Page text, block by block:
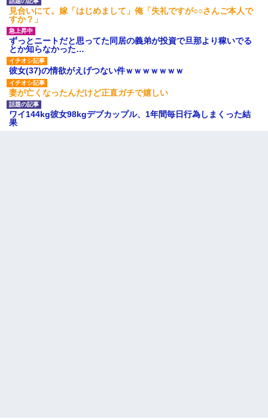
見合いにて。嫁「はじめまして」俺「失礼ですが○○さんご本人で
すか？」
ずっとニートだと思ってた同居の義弟が投資で旦那より稼いでる
とか知らなかった…
彼女(37)の情欲がえげつない件ｗｗｗｗｗｗｗ
妻が亡くなったんだけど正直ガチで嬉しい
ワイ144kg彼女98kgデブカップル、1年間毎日行為しまくった結
果